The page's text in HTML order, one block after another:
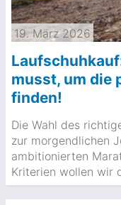
musst, um die
finden!
Die Wahl des
zur morgendlichen
ambitionierten
Kriterien wollen wir
19. März 2026